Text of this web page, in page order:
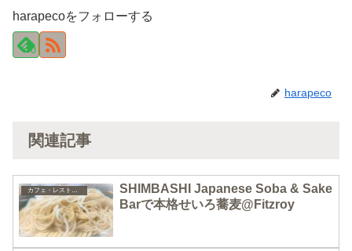
harapecoをフォローする
0
harapeco
関連記事
カフェ・レストラン
SHIMBASHI Japanese Soba & Sake
Barで本格せいろ蕎麦@Fitzroy